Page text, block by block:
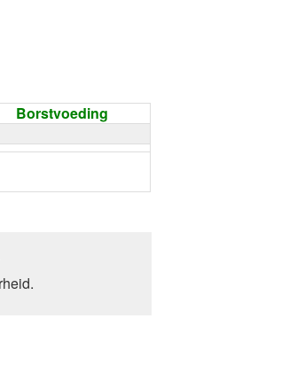
Borstvoeding